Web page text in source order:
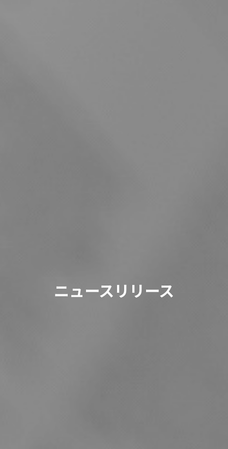
ニュースリリース